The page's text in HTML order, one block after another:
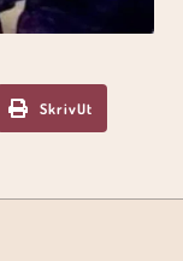
SkrivUt